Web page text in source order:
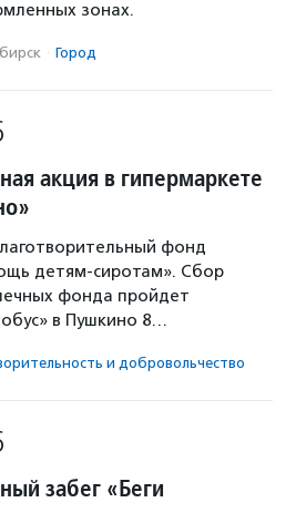
зонах.
· Город
акция в гипермаркете
фонд
детям-сиротам». Сбор
фонда пройдет
в Пушкино 8…
и доброволь­чест­во
забег «Беги